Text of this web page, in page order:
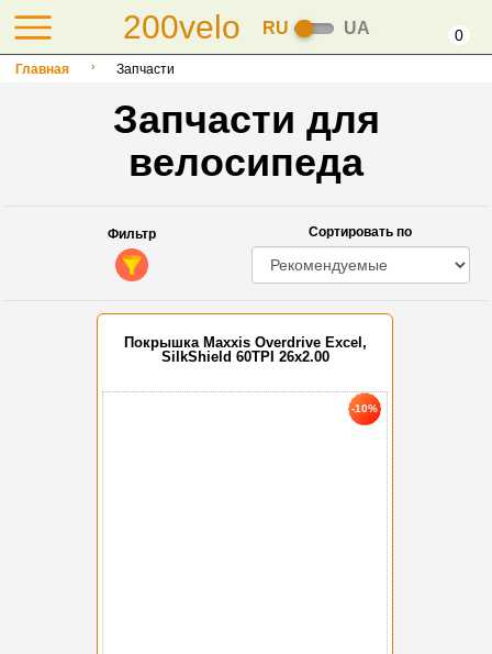
200velo RU UA 0
Главная Запчасти
Запчасти для
велосипеда
Фильтр Сортировать по
Покрышка Maxxis Overdrive Excel,
SilkShield 60TPI 26x2.00
-10%